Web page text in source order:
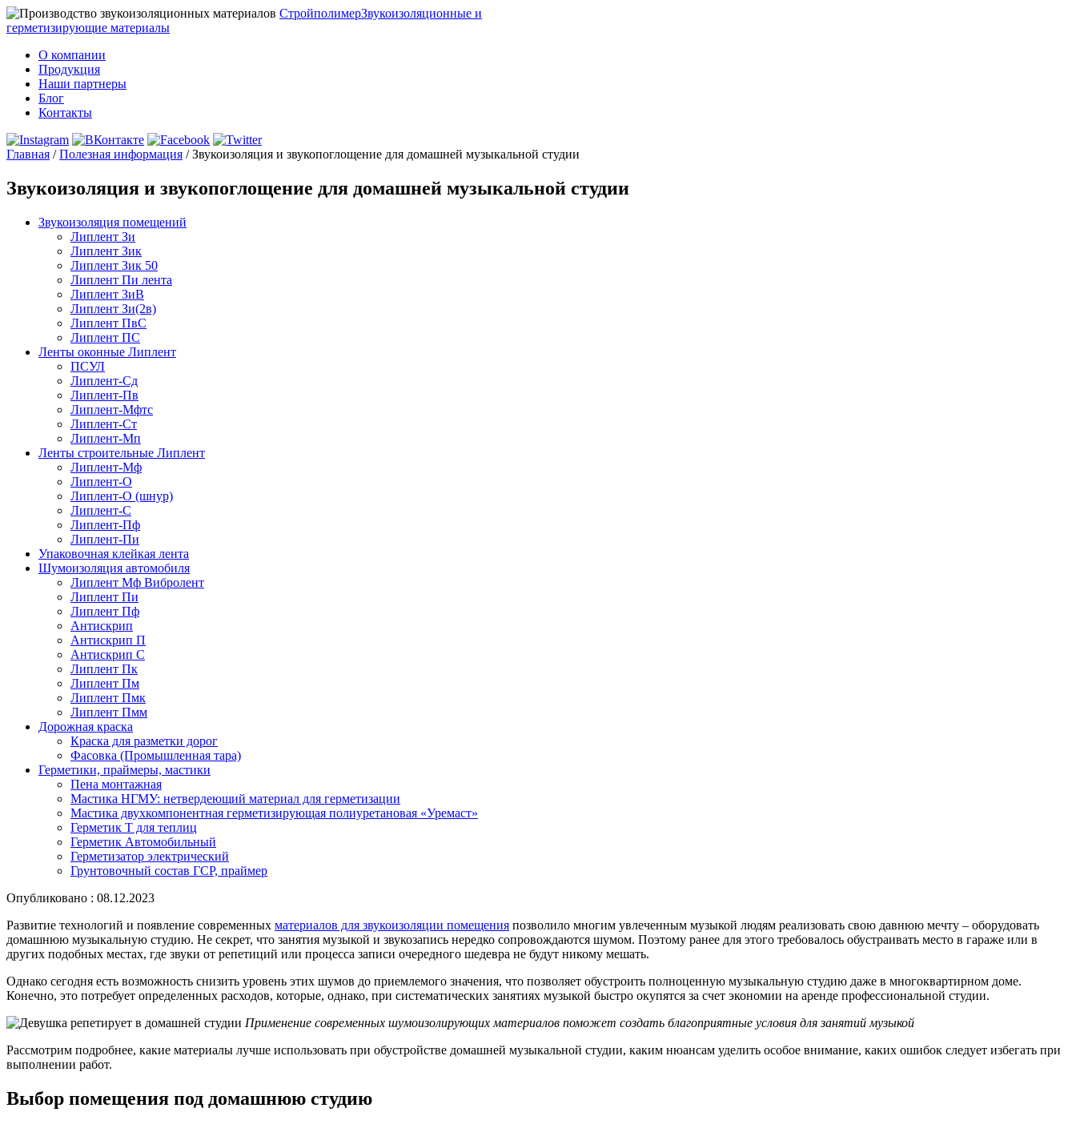
СтройполимерЗвукоизоляционные и
герметизирующие материалы
О компании
Продукция
Наши партнеры
Блог
Контакты
Главная /Полезная информация /Звукоизоляция и звукопоглощение для домашней музыкальной студии
Звукоизоляция и звукопоглощение для домашней музыкальной студии
Звукоизоляция помещений
Липлент Зи
Липлент Зик
Липлент Зик 50
Липлент Пи лента
Липлент ЗиВ
Липлент Зи(2в)
Липлент ПвC
Липлент ПС
Ленты оконные Липлент
ПСУЛ
Липлент-Сд
Липлент-Пв
Липлент-Мфтс
Липлент-Ст
Липлент-Мп
Ленты строительные Липлент
Липлент-Мф
Липлент-О
Липлент-О (шнур)
Липлент-С
Липлент-Пф
Липлент-Пи
Упаковочная клейкая лента
Шумоизоляция автомобиля
Липлент Мф Вибролент
Липлент Пи
Липлент Пф
Антискрип
Антискрип П
Антискрип С
Липлент Пк
Липлент Пм
Липлент Пмк
Липлент Пмм
Дорожная краска
Краска для разметки дорог
Фасовка (Промышленная тара)
Герметики, праймеры, мастики
Пена монтажная
Мастика НГМУ: нетвердеющий материал для герметизации
Мастика двухкомпонентная герметизирующая полиуретановая «Уремаст»
Герметик Т для теплиц
Герметик Автомобильный
Герметизатор электрический
Грунтовочный состав ГСР, праймер
Опубликовано : 08.12.2023
Развитие технологий и появление современных материалов для звукоизоляции помещения позволило многим увлеченным музыкой людям реализовать свою давнюю мечту – оборудовать
домашнюю музыкальную студию. Не секрет, что занятия музыкой и звукозапись нередко сопровождаются шумом. Поэтому ранее для этого требовалось обустраивать место в гараже или в
других подобных местах, где звуки от репетиций или процесса записи очередного шедевра не будут никому мешать.
Однако сегодня есть возможность снизить уровень этих шумов до приемлемого значения, что позволяет обустроить полноценную музыкальную студию даже в многоквартирном доме.
Конечно, это потребует определенных расходов, которые, однако, при систематических занятиях музыкой быстро окупятся за счет экономии на аренде профессиональной студии.
Применение современных шумоизолирующих материалов поможет создать благоприятные условия для занятий музыкой
Рассмотрим подробнее, какие материалы лучше использовать при обустройстве домашней музыкальной студии, каким нюансам уделить особое внимание, каких ошибок следует избегать при
выполнении работ.
Выбор помещения под домашнюю студию